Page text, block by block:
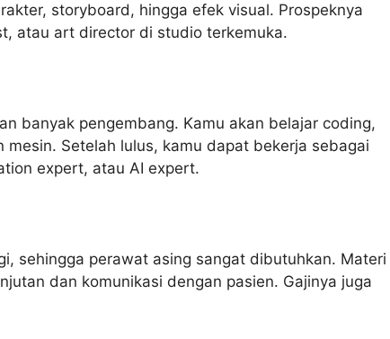
storyboard, hingga efek visual. Prospeknya
atau art director di studio terkemuka.
banyak pengembang. Kamu akan belajar coding,
mesin. Setelah lulus, kamu dapat bekerja sebagai
expert, atau AI expert.
sehingga perawat asing sangat dibutuhkan. Materi
dan komunikasi dengan pasien. Gajinya juga